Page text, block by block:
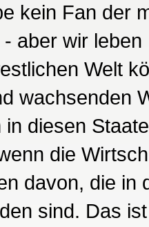
kein Fan der
aber wir
Welt
wachsenden
diesen
die
davon, die in
sind. Das